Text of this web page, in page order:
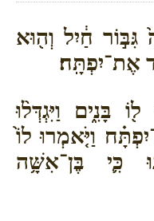
גִּבּ֣וֹר חַ֔יִל וְה֖וּא
אֶת־יִפְתָּֽח׃
בָּנִ֑ים וַיִּגְדְּל֨וּ
וַיֹּ֤אמְרוּ לוֹ֙
כִּ֛י בֶּן־אִשָּׁ֥ה